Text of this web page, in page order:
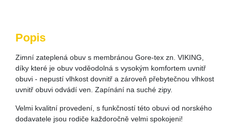
Popis
Zimní zateplená obuv s membránou Gore-tex zn. VIKING,
díky které je obuv voděodolná s vysokým komfortem uvnitř
obuvi - nepustí vlhkost dovnitř a zároveň přebytečnou vlhkost
uvnitř obuvi odvádí ven. Zapínání na suché zipy.
Velmi kvalitní provedení, s funkčností této obuvi od norského
dodavatele jsou rodiče každoročně velmi spokojeni!